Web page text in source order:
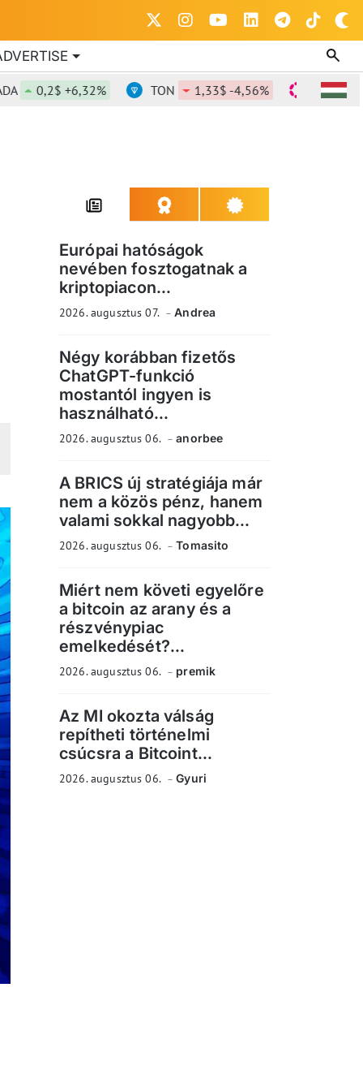
0,2$ +6,32% TON 1,33$ -4,56% DOT
Európai hatóságok
nevében fosztogatnak a
kriptopiacon...
2026. augusztus 07. Andrea
Négy korábban fizetős
ChatGPT-funkció
mostantól ingyen is
használható...
2026. augusztus 06. anorbee
A BRICS új stratégiája már
nem a közös pénz, hanem
valami sokkal nagyobb...
2026. augusztus 06. Tomasito
Miért nem követi egyelőre
a bitcoin az arany és a
részvénypiac
emelkedését?...
2026. augusztus 06. premik
Az MI okozta válság
repítheti történelmi
csúcsra a Bitcoint...
2026. augusztus 06. Gyuri